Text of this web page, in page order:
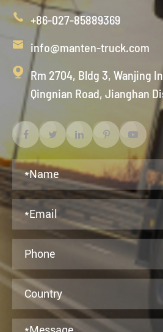
 +86-027-85889369
 info@manten-truck.com

Rm 2704, Bldg 3, Wanjing
Qingnian Road, Jianghan